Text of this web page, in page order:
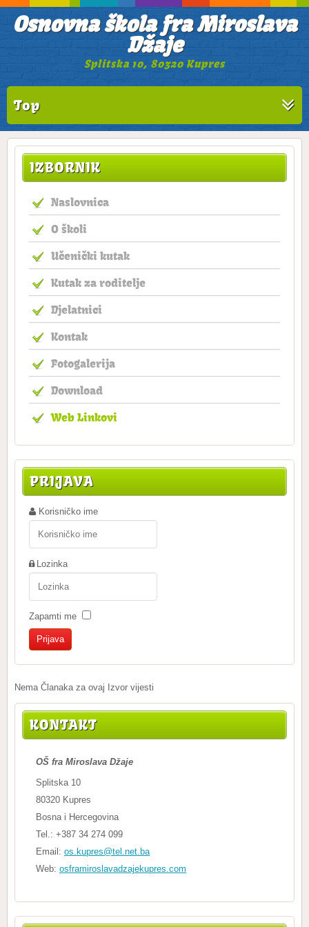
Osnovna škola fra Miroslava
Džaje
Splitska 10, 80320 Kupres
Top
IZBORNIK
Naslovnica
O školi
Učenički kutak
Kutak za roditelje
Djelatnici
Kontak
Fotogalerija
Download
Web Linkovi
PRIJAVA
Korisničko ime
Lozinka
Zapamti me
Nema Članaka za ovaj Izvor vijesti
KONTAKT
OŠ fra Miroslava Džaje
Splitska 10
80320 Kupres
Bosna i Hercegovina
Tel.: +387 34 274 099
Email: os.kupres@tel.net.ba
Web: osframiroslavadzajekupres.com